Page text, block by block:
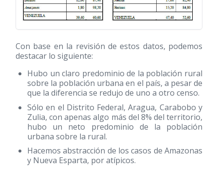
Con base en la revisión de estos datos, podemos
destacar lo siguiente:
Hubo un claro predominio de la población rural
sobre la población urbana en el país, a pesar de
que la diferencia se redujo de uno a otro censo.
Sólo en el Distrito Federal, Aragua, Carabobo y
Zulia, con apenas algo más del 8% del territorio,
hubo un neto predominio de la población
urbana sobre la rural.
Hacemos abstracción de los casos de Amazonas
y Nueva Esparta, por atípicos.